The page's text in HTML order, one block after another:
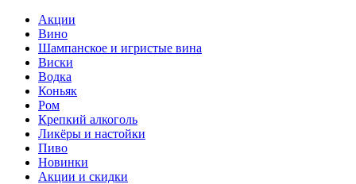
Акции
Вино
Шампанское и игристые вина
Виски
Водка
Коньяк
Ром
Крепкий алкоголь
Ликёры и настойки
Пиво
Новинки
Акции и скидки